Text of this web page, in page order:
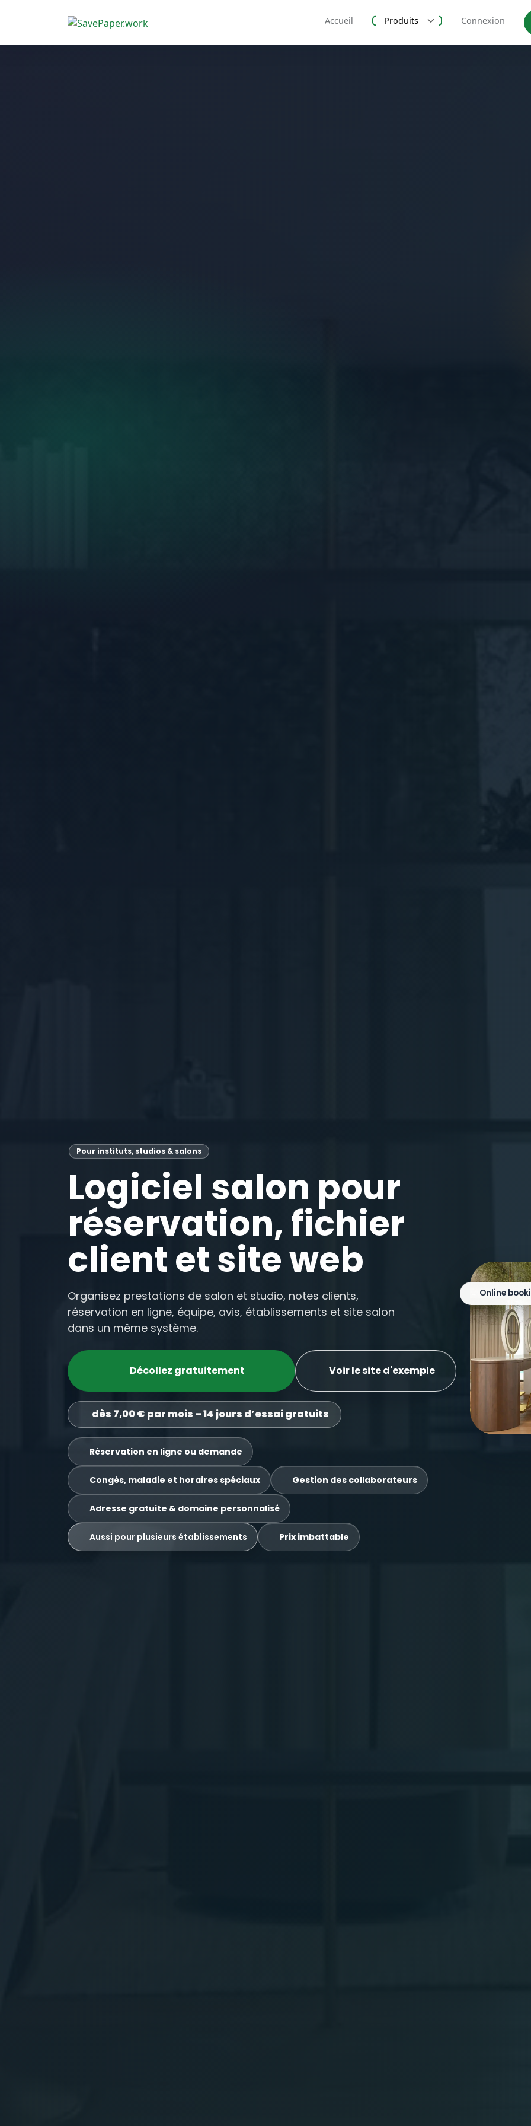
Accueil Produits Connexion
Pour instituts, studios & salons
Logiciel salon pour
réservation, fichier
client et site web
Organisez prestations de salon et studio, notes clients,
réservation en ligne, équipe, avis, établissements et site salon
dans un même système.
Décollez gratuitement Voir le site d'exemple
dès 7,00 € par mois – 14 jours d’essai gratuits
Réservation en ligne ou demande
Congés, maladie et horaires spéciaux Gestion des collaborateurs
Adresse gratuite & domaine personnalisé
Aussi pour plusieurs établissements Prix imbattable
Online